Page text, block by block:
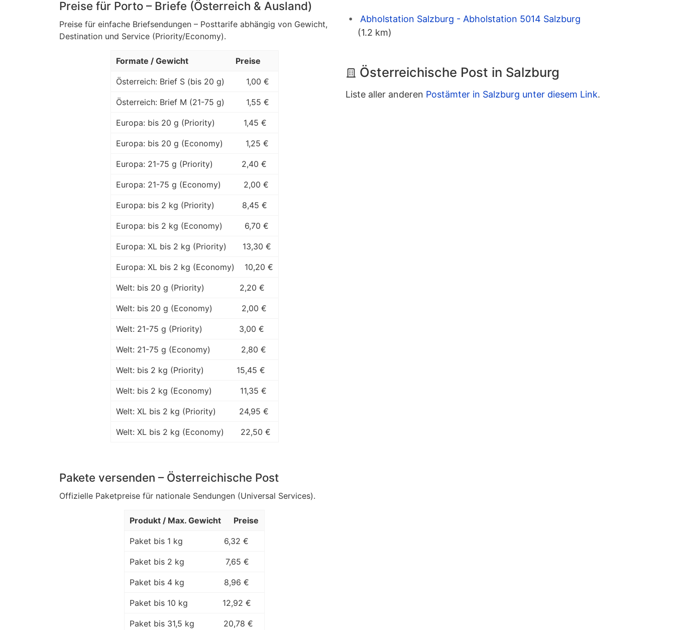
Preise für Porto – Briefe (Österreich & Ausland)
Preise für einfache Briefsendungen – Posttarife abhängig von Gewicht,
Destination und Service (Priority/Economy).
Formate / Gewicht Preise
Österreich: Brief S (bis 20 g) 1,00 €
Österreich: Brief M (21-75 g) 1,55 €
Europa: bis 20 g (Priority) 1,45 €
Europa: bis 20 g (Economy) 1,25 €
Europa: 21-75 g (Priority) 2,40 €
Europa: 21-75 g (Economy) 2,00 €
Europa: bis 2 kg (Priority) 8,45 €
Europa: bis 2 kg (Economy) 6,70 €
Europa: XL bis 2 kg (Priority) 13,30 €
Europa: XL bis 2 kg (Economy) 10,20 €
Welt: bis 20 g (Priority) 2,20 €
Welt: bis 20 g (Economy) 2,00 €
Welt: 21-75 g (Priority) 3,00 €
Welt: 21-75 g (Economy) 2,80 €
Welt: bis 2 kg (Priority) 15,45 €
Welt: bis 2 kg (Economy) 11,35 €
Welt: XL bis 2 kg (Priority) 24,95 €
Welt: XL bis 2 kg (Economy) 22,50 €
Pakete versenden – Österreichische Post
Offizielle Paketpreise für nationale Sendungen (Universal Services).
Produkt / Max. Gewicht Preise
Paket bis 1 kg 6,32 €
Paket bis 2 kg 7,65 €
Paket bis 4 kg 8,96 €
Paket bis 10 kg 12,92 €
Paket bis 31,5 kg 20,78 €
Abholstation Salzburg - Abholstation 5014 Salzburg
(1.2 km)
Österreichische Post in Salzburg
Liste aller anderen Postämter in Salzburg unter diesem Link.